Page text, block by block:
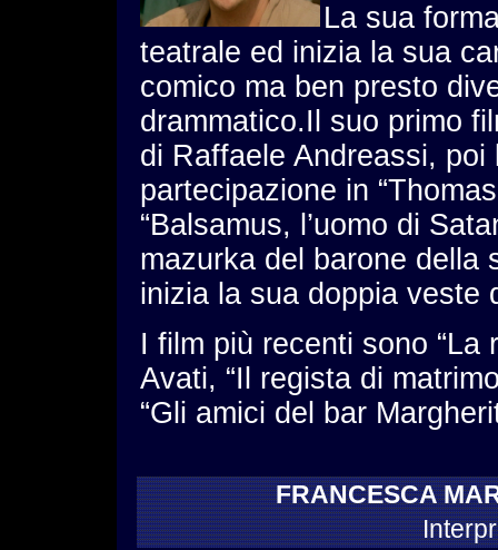
La sua
teatrale ed inizia la sua
comico ma ben presto
drammatico.Il suo primo
di Raffaele Andreassi, poi
partecipazione in
“Balsamus, l’uomo di
mazurka del barone della
inizia la sua doppia veste
I film più recenti sono “La
Avati, “Il regista di
“Gli amici del bar
FRANCESCA